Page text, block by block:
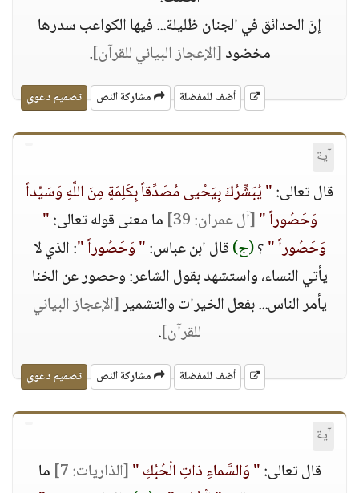
إنّ الحدائق في الجنان ظليلة... فيها الكواعب سدرها
مخضود[الإعجاز البياني للقرآن].
أضف للمفضلة مشاركة النص تصميم دعوي
آية
قال تعالى:" يُبَشِّرُكَ بِيَحْيى مُصَدِّقاً بِكَلِمَةٍ مِنَ اللَّهِ وَسَيِّداً
وَحَصُوراً "[آل عمران: 39] ما معنى قوله تعالى:"
وَحَصُوراً "؟(ج)قال ابن عباس:" وَحَصُوراً ": الذي لا
يأتي النساء، واستشهد بقول الشاعر: وحصور عن الخنا
يأمر الناس... بفعل الخيرات والتشمير[الإعجاز البياني
للقرآن].
أضف للمفضلة مشاركة النص تصميم دعوي
آية
قال تعالى:" وَالسَّماءِ ذاتِ الْحُبُكِ "[الذاريات: 7]
ما